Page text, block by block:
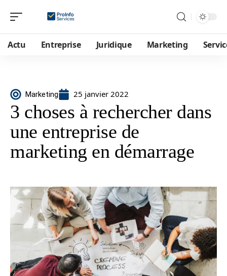
Actu Entreprise Juridique Marketing
Marketing 25 janvier 2022
3 choses à rechercher dans
une entreprise de
marketing en démarrage